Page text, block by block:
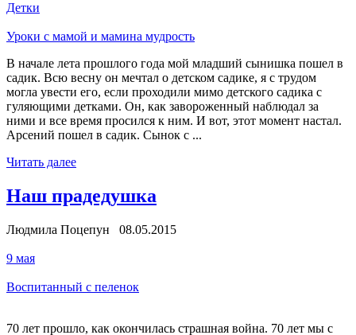
Детки
Уроки с мамой и мамина мудрость
В начале лета прошлого года мой младший сынишка пошел в
садик. Всю весну он мечтал о детском садике, я с трудом
могла увести его, если проходили мимо детского садика с
гуляющими детками. Он, как завороженный наблюдал за
ними и все время просился к ним. И вот, этот момент настал.
Арсений пошел в садик. Сынок с ...
Читать далее
Наш прадедушка
Людмила Поцепун 08.05.2015
9 мая
Воспитанный с пеленок
70 лет прошло, как окончилась страшная война. 70 лет мы с